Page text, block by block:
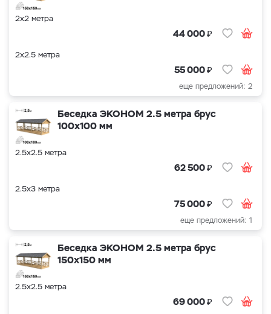
2х2 метра
44 000₽
2х2.5 метра
55 000₽
еще предложений: 2
Беседка ЭКОНОМ 2.5 метра брус
100х100 мм
2.5х2.5 метра
62 500₽
2.5х3 метра
75 000₽
еще предложений: 1
Беседка ЭКОНОМ 2.5 метра брус
150х150 мм
2.5х2.5 метра
69 000₽